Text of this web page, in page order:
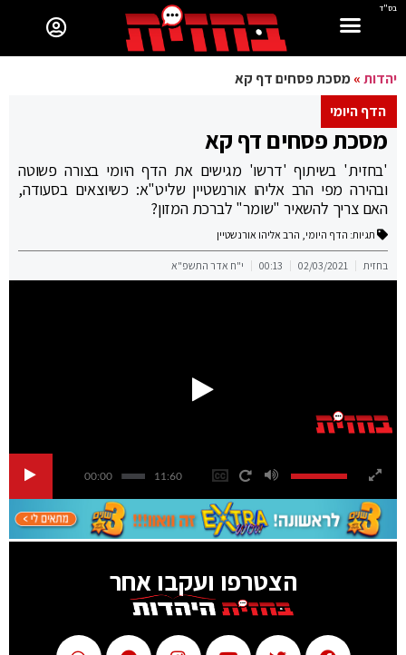
בס"ד
יהדות»מסכת פסחים דף קא
הדף היומי
מסכת פסחים דף קא
'בחזית' בשיתוף 'דרשו' מגישים את הדף היומי בצורה פשוטה
ובהירה מפי הרב אליהו אורנשטיין שליט"א: כשיוצאים בסעודה,
האם צריך להשאיר "שומר" לברכת המזון?
תגיות: הדף היומי, הרב אליהו אורנשטיין
בחזית 02/03/2021
00:13 י"ח אדר התשפ"א
00:00 11:60
הצטרפו ועקבו אחר